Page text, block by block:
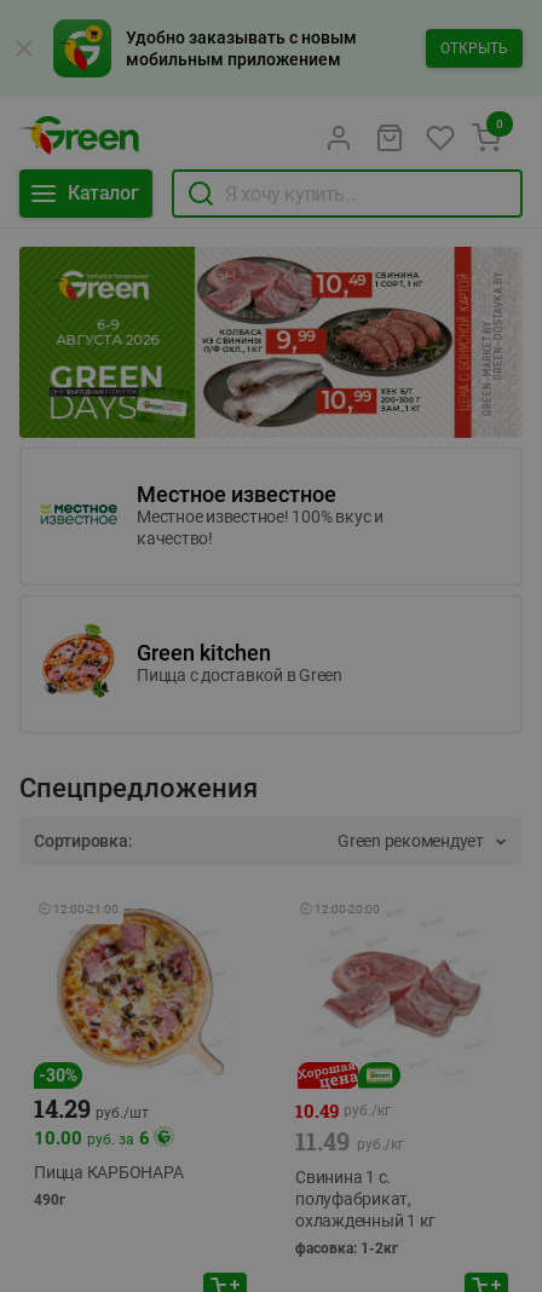
Удобно заказывать с новым
мобильным приложением
ОТКРЫТЬ
Каталог
0
Местное известное
Местное известное! 100% вкус и
качество!
Green kitchen
Пицца c доставкой в Green
Спецпредложения
Сортировка: Green рекомендует
🕘 12:00-21:00
-30%
14.29 руб./шт
10.00 руб. за 6
Пицца КАРБОНАРА
490г
🕘 12:00-20:00
10.49 руб./кг
11.49 руб./кг
Свинина 1 с.
полуфабрикат,
охлажденный 1 кг
фасовка: 1-2кг